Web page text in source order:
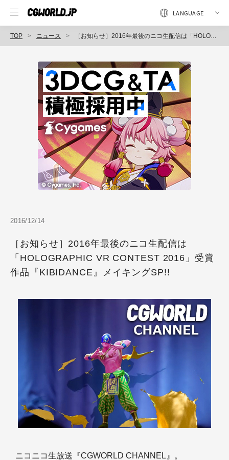
TOP ニュース ［お知らせ］2016年最後のニコ生配信は「HOLOGRAPHIC VR CONTEST 2016」受賞作品『KIBIDANCE』メイキングSP!!
2016/12/14
［お知らせ］2016年最後のニコ生配信は
「HOLOGRAPHIC VR CONTEST 2016」受賞
作品『KIBIDANCE』メイキングSP!!
ニコニコ生放送『CGWORLD CHANNEL』。